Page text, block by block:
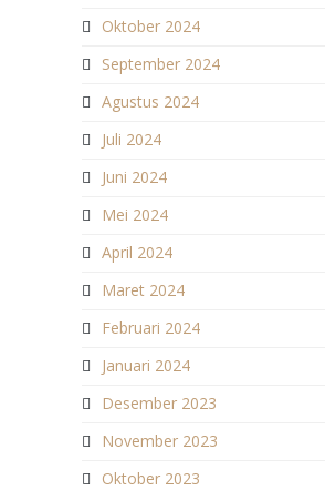
Oktober 2024
September 2024
Agustus 2024
Juli 2024
Juni 2024
Mei 2024
April 2024
Maret 2024
Februari 2024
Januari 2024
Desember 2023
November 2023
Oktober 2023